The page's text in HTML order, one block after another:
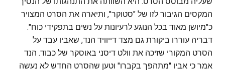
המקסים הגיבור לזו של "סטוקר", ותיארה את הסרט המצויר
כ"מיושן מאוד בכל הנוגע לרעיונות על נשים בתפקידי כוח".
דבריה עוררו ביקורת גם מצד דייוויד הנד, שאביו עבד על
הסרט המקורי שזיכה את וולט דיסני באוסקר של כבוד. הנד
אמר כי אביו "מתהפך בקברו" וטען שהסרט החדש לא נעשה